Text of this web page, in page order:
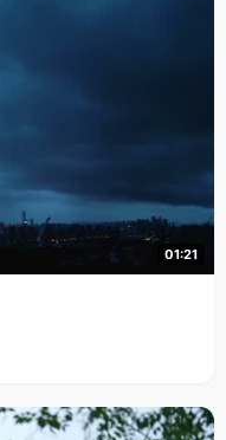
01:21